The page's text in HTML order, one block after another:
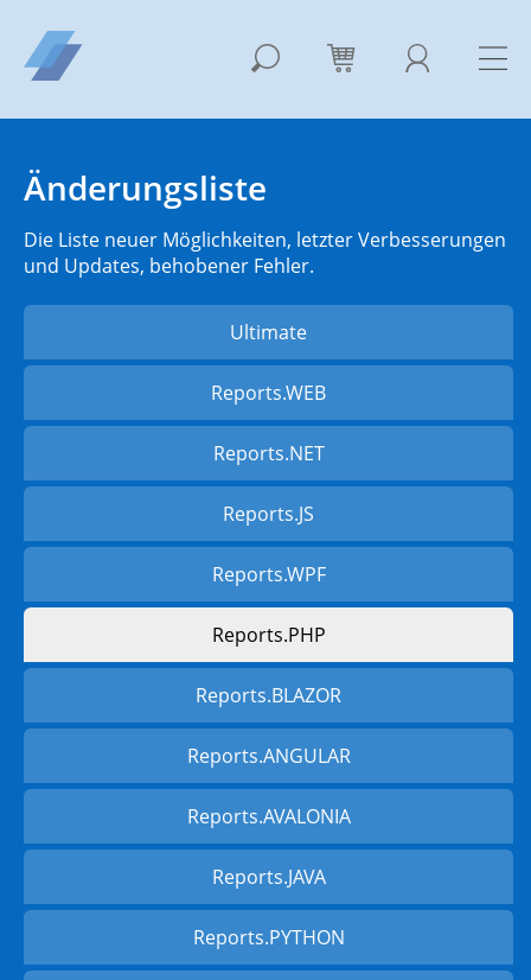
Änderungsliste
Die Liste neuer Möglichkeiten, letzter Verbesserungen
und Updates, behobener Fehler.
Ultimate
Reports.WEB
Reports.NET
Reports.JS
Reports.WPF
Reports.PHP
Reports.BLAZOR
Reports.ANGULAR
Reports.AVALONIA
Reports.JAVA
Reports.PYTHON